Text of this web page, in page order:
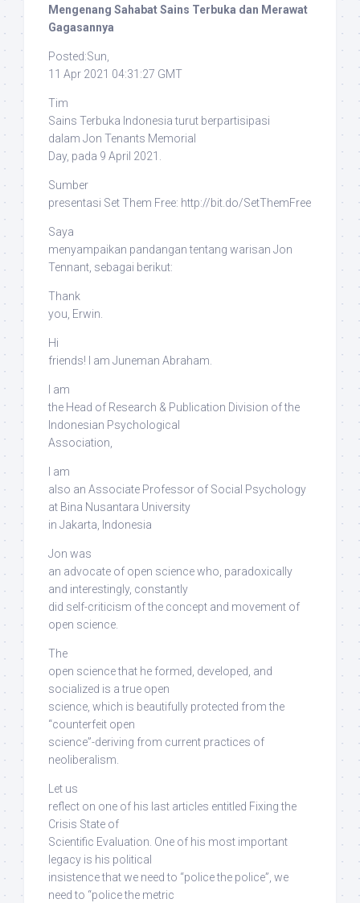
Mengenang Sahabat Sains Terbuka dan Merawat
Gagasannya
Posted:Sun,
11 Apr 2021 04:31:27 GMT
Tim
Sains Terbuka Indonesia turut berpartisipasi
dalam Jon Tenants Memorial
Day, pada 9 April 2021.
Sumber
presentasi Set Them Free: http://bit.do/SetThemFree
Saya
menyampaikan pandangan tentang warisan Jon
Tennant, sebagai berikut:
Thank
you, Erwin.
Hi
friends! I am Juneman Abraham.
I am
the Head of Research & Publication Division of the
Indonesian Psychological
Association,
I am
also an Associate Professor of Social Psychology
at Bina Nusantara University
in Jakarta, Indonesia
Jon was
an advocate of open science who, paradoxically
and interestingly, constantly
did self-criticism of the concept and movement of
open science.
The
open science that he formed, developed, and
socialized is a true open
science, which is beautifully protected from the
“counterfeit open
science”-deriving from current practices of
neoliberalism.
Let us
reflect on one of his last articles entitled Fixing the
Crisis State of
Scientific Evaluation. One of his most important
legacy is his political
insistence that we need to “police the police”, we
need to “police the metric